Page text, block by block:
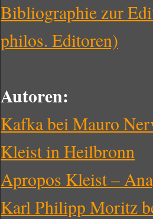
Bibliographie zur
philos. Editoren)
Autoren:
Kafka bei Mauro
Kleist in Heilbronn
Apropos Kleist –
Karl Philipp Moritz